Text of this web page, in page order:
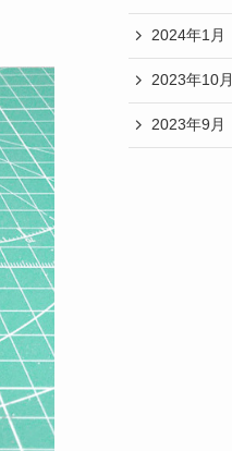
2024年1月
2023年10月
2023年9月